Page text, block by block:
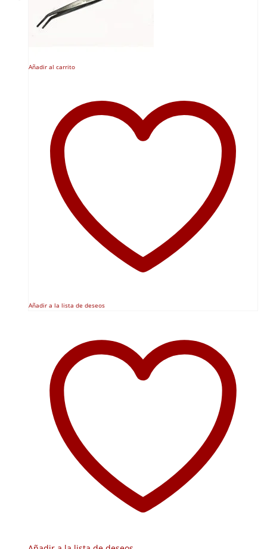
Añadir al carrito
Añadir a la lista de deseos